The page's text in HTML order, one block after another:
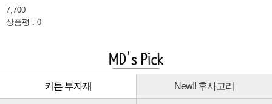
7,700
상품평 : 0
커튼 부자재 New!! 후사고리